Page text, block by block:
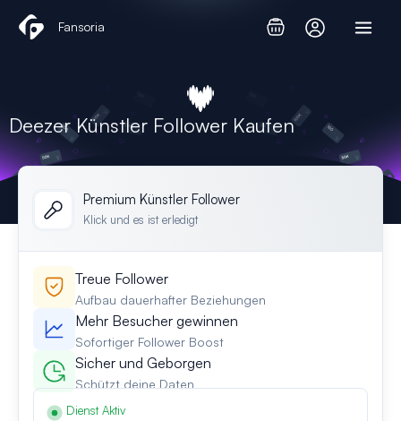
Inhalt
Fansoria
Deezer Künstler Follower Kaufen
Premium Künstler Follower
Klick und es ist erledigt
Treue Follower
Aufbau dauerhafter Beziehungen
Mehr Besucher gewinnen
Sofortiger Follower Boost
Sicher und Geborgen
Schützt deine Daten
Dienst Aktiv